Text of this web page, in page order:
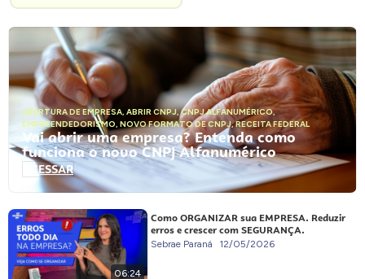
ABERTURA DE EMPRESA, ABRIR CNPJ,CNPJ ALFANUMÉRICO,
EMPREENDEDORISMO, NOVO FORMATO DE CNPJ,RECEITA FEDERAL
Vai abrir uma empresa? Entenda como
funciona o novo CNPJ Alfanumérico
ACESSAR
06:24
Como ORGANIZAR sua EMPRESA. Reduzir
erros e crescer com SEGURANÇA.
Sebrae Paraná 12/05/2026